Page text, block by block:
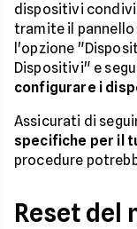
dispositivi
tramite il pannello
l'opzione
Dispositivi" e
configurare i
Assicurati di
specifiche per il
procedure
Reset del